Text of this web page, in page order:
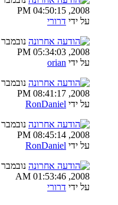
2008, 04:50:15 PM
על ידי דרורי
2008, 05:34:03 PM
על ידי orian
2008, 08:41:17 PM
על ידי RonDaniel
2008, 08:45:14 PM
על ידי RonDaniel
2008, 01:53:46 AM
על ידי דרורי